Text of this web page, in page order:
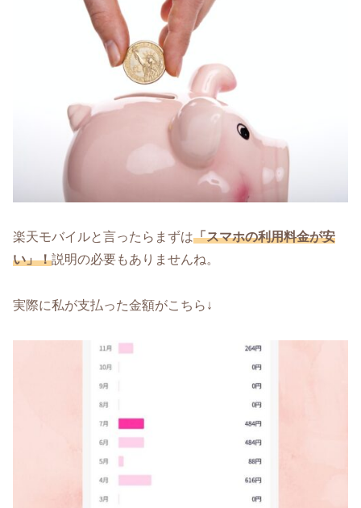
楽天モバイルと言ったらまずは「スマホの利用料金が安
い」！説明の必要もありませんね。
実際に私が支払った金額がこちら↓